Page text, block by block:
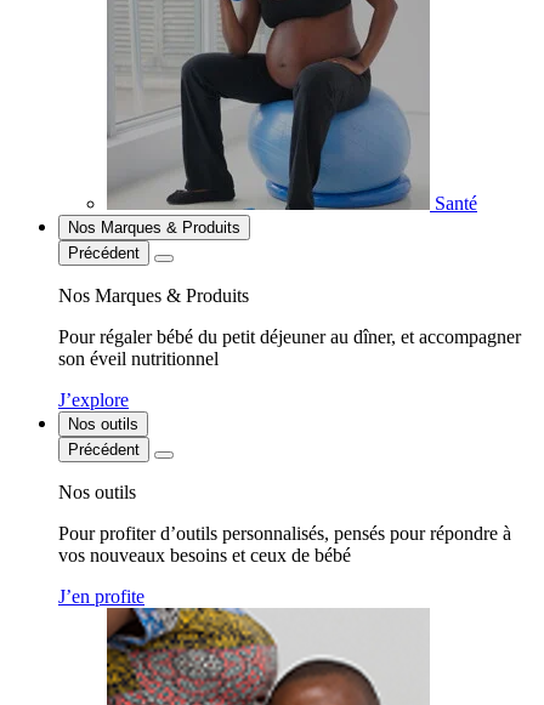
Santé
Nos Marques & Produits
Précédent
Nos Marques & Produits
Pour régaler bébé du petit déjeuner au dîner, et accompagner
son éveil nutritionnel
J’explore
Nos outils
Précédent
Nos outils
Pour profiter d’outils personnalisés, pensés pour répondre à
vos nouveaux besoins et ceux de bébé
J’en profite